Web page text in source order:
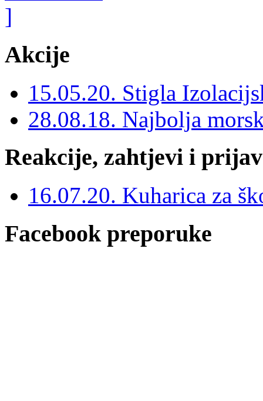
Akcije
15.05.20. Stigla
28.08.18. Najbolja
Reakcije, zahtjevi i
16.07.20. Kuharica za
Facebook preporuke